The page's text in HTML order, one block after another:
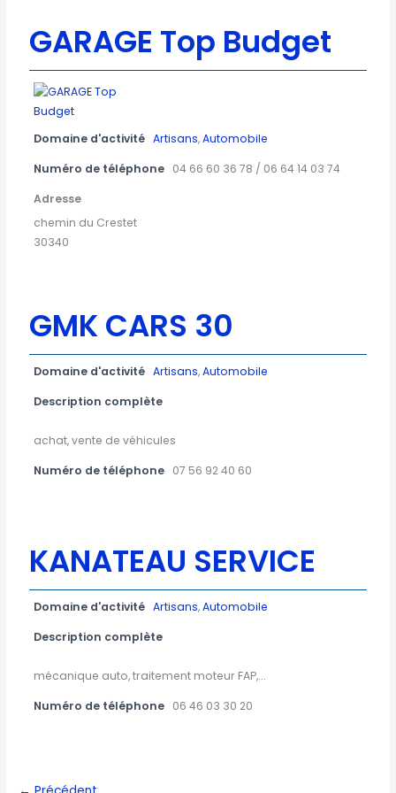
GARAGE Top Budget
Domaine d'activité Artisans,Automobile
Numéro de téléphone 04 66 60 36 78 / 06 64 14 03 74
Adresse
chemin du Crestet
30340
GMK CARS 30
Domaine d'activité Artisans,Automobile
Description complète
achat, vente de véhicules
Numéro de téléphone 07 56 92 40 60
KANATEAU SERVICE
Domaine d'activité Artisans,Automobile
Description complète
mécanique auto, traitement moteur FAP,...
Numéro de téléphone 06 46 03 30 20